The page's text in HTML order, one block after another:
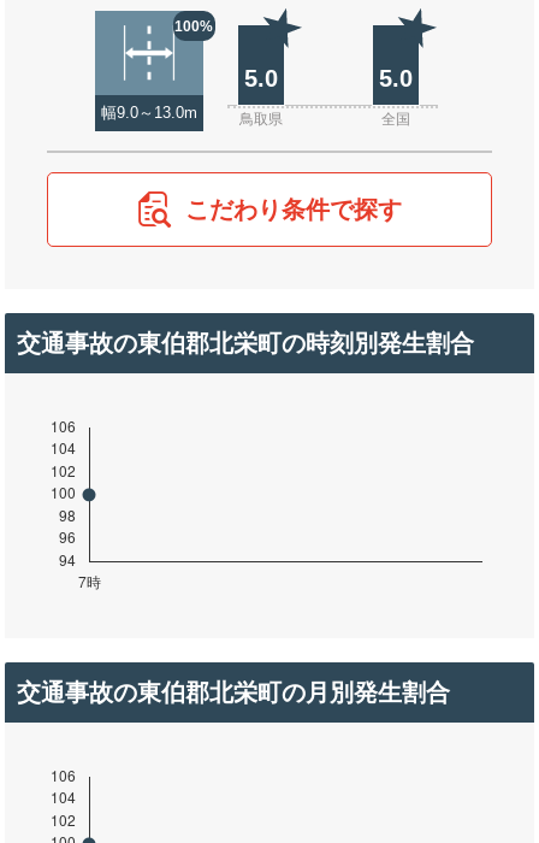
100%
幅9.0～13.0m
5.0 5.0
鳥取県 全国
こだわり条件で探す
交通事故の東伯郡北栄町の時刻別発生割合
交通事故の東伯郡北栄町の月別発生割合